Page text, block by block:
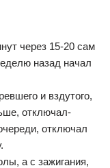
через 15-20 сам
назад начал
и вздутого,
отключал-
отключал
а с зажигания,